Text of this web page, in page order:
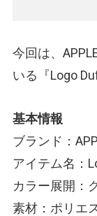
今回は、
いる『Logo
基本情報
ブランド：
アイテム名：
カラー展開：
素材：ポリエ